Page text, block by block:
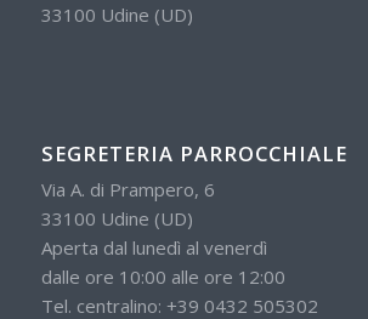
33100 Udine (UD)
SEGRETERIA PARROCCHIALE
Via A. di Prampero, 6
33100 Udine (UD)
Aperta dal lunedì al venerdì
dalle ore 10:00 alle ore 12:00
Tel. centralino: +39 0432 505302